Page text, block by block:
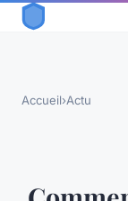
Accueil›Actu